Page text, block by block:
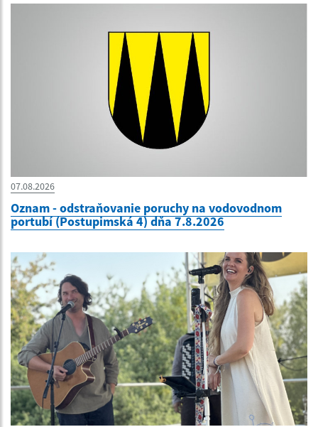
07.08.2026
Oznam - odstraňovanie poruchy na vodovodnom
portubí (Postupimská 4) dňa 7.8.2026